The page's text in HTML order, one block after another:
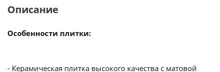
Описание
Особенности плитки:
- Керамическая плитка высокого качества с матовой